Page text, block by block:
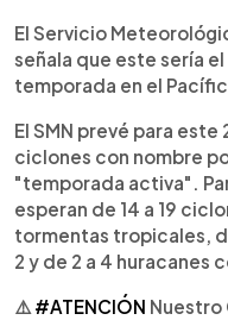
El Servicio
señala que este sería
temporada en el
El SMN prevé para
ciclones con nombre
"temporada activa".
esperan de 14 a 19
tormentas tropicales,
2 y de 2 a 4 huracanes
⚠️ #ATENCIÓN Nuestro